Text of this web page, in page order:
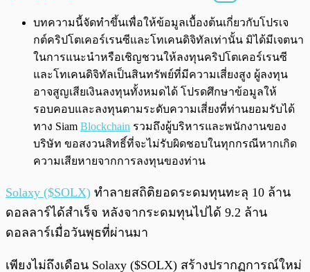
พร้อมเล่น 0:00/0:00
บทความนี้จัดทำขึ้นเพื่อให้ข้อมูลเบื้องต้นเกี่ยวกับโปรเจ
กต์คริปโตเคอร์เรนซีและโทเคนดิจิทัลเท่านั้น มิได้มีเจตนา
ในการแนะนำหรือเชิญชวนให้ลงทุนคริปโตเคอร์เรนซี
และโทเคนดิจิทัลเป็นสินทรัพย์ที่มีความเสี่ยงสูง ผู้ลงทุน
อาจสูญเสียเงินลงทุนทั้งหมดได้ โปรดศึกษาข้อมูลให้
รอบคอบและลงทุนตามระดับความเสี่ยงที่ท่านยอมรับได้
ทาง Siam Blockchain รวมถึงผู้บริหารและพนักงานของ
บริษัท ขอสงวนสิทธิ์ที่จะไม่รับผิดชอบในทุกกรณีหากเกิด
ความเสียหายจากการลงทุนของท่าน
Solaxy ($SOLX) ทำลายสถิติยอดระดมทุนทะลุ 10 ล้าน
ดอลลาร์ได้สำเร็จ หลังจากระดมทุนไปได้ 9.2 ล้าน
ดอลลาร์เมื่อวันพุธที่ผ่านมา
เพียงไม่ถึงเดือน Solaxy ($SOLX) สร้างปรากฏการณ์ใหม่